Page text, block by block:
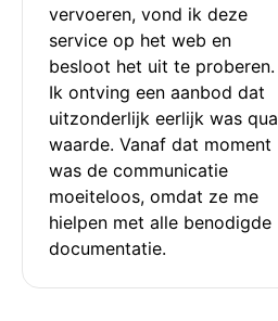
vervoeren, vond ik deze
service op het web en
besloot het uit te proberen.
Ik ontving een aanbod dat
uitzonderlijk eerlijk was qua
waarde. Vanaf dat moment
was de communicatie
moeiteloos, omdat ze me
hielpen met alle benodigde
documentatie.